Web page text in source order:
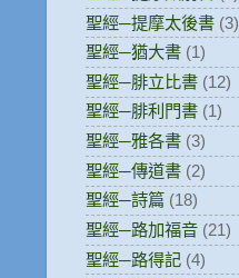
聖經─提摩太後書 (3)
聖經─猶大書 (1)
聖經─腓立比書 (12)
聖經─腓利門書 (1)
聖經─雅各書 (3)
聖經─傳道書 (2)
聖經─詩篇 (18)
聖經─路加福音 (21)
聖經─路得記 (4)